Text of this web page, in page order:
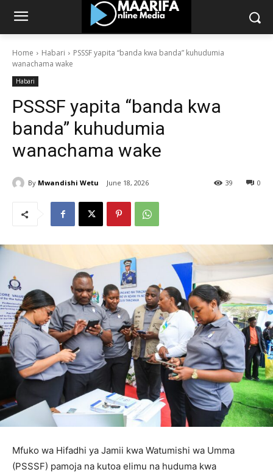
Home Habari
PSSSF yapita “banda kwa banda” kuhudumia
wanachama wake
Habari
PSSSF yapita “banda kwa
banda” kuhudumia
wanachama wake
By Mwandishi Wetu June 18, 2026 0
39
Mfuko wa Hifadhi ya Jamii kwa Watumishi wa Umma
(PSSSF) pamoja na kutoa elimu na huduma kwa